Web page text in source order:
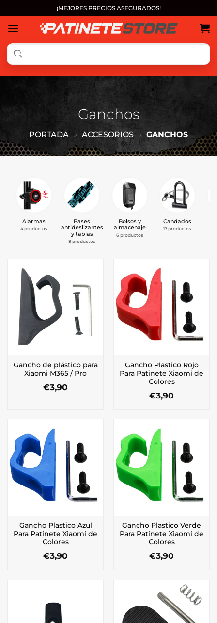
al
contenido
¡MEJORES PRECIOS ASEGURADOS!
Ganchos
PORTADA » ACCESORIOS » GANCHOS
Alarmas
4 productos
Bases
antideslizantes
y tablas
8 productos
Bolsos y
almacenaje
6 productos
Candados
17 productos
Gancho de plástico para
Xiaomi M365 / Pro
€3,90
Gancho Plastico Rojo
Para Patinete Xiaomi de
Colores
€3,90
Gancho Plastico Azul
Para Patinete Xiaomi de
Colores
€3,90
Gancho Plastico Verde
Para Patinete Xiaomi de
Colores
€3,90